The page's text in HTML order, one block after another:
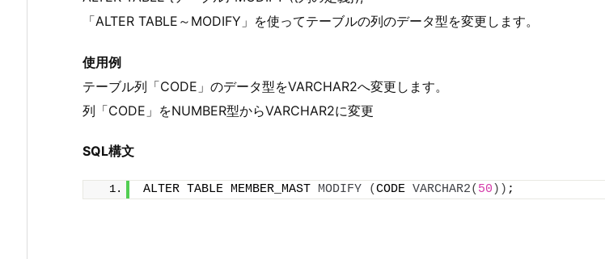
「ALTER TABLE～MODIFY」を使ってテーブルの列のデータ型を変更します。
使用例
テーブル列「CODE」のデータ型をVARCHAR2へ変更します。
列「CODE」をNUMBER型からVARCHAR2に変更
SQL構文
ALTER TABLE MEMBER_MAST MODIFY (CODE VARCHAR2( 50 )) ;